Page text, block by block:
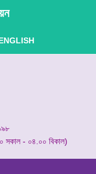
সকাল - ০৪.০০ বিকাল)